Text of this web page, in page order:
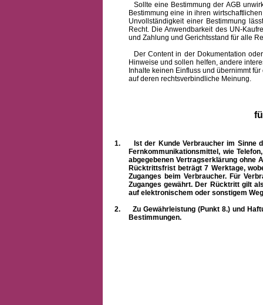
Sollte eine Bestimmung der AGB
Bestimmung eine in ihren
Unvollständigkeit einer Bestimmung
Recht. Die Anwendbarkeit des UN-
und Zahlung und Gerichtsstand für alle
Der Content in der Dokumentation oder
Hinweise und sollen helfen, andere
Inhalte keinen Einfluss und übernimmt
auf deren rechtsverbindliche Meinung.
1.
Ist der Kunde Verbraucher im Sinne
Fernkommunikationsmittel, wie
abgegebenen Vertragserklärung ohne
Rücktrittsfrist beträgt 7 Werktage,
Zuganges beim Verbraucher. Für
Zuganges gewährt. Der Rücktritt gilt
auf elektronischem oder sonstigem
2.
Zu Gewährleistung (Punkt 8.) und
Bestimmungen.